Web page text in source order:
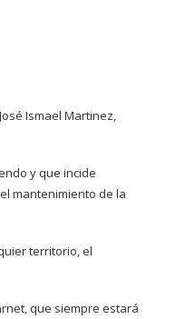
Ismael Martinez,
y que incide
mantenimiento de la
territorio, el
que siempre estará